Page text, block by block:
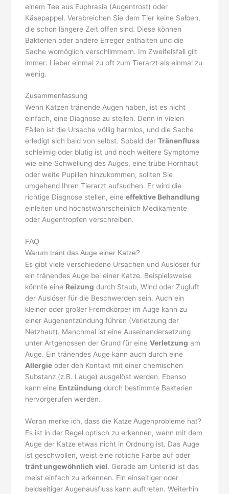
einem Tee aus Euphrasia (Augentrost) oder
Käsepappel. Verabreichen Sie dem Tier keine Salben,
die schon längere Zeit offen sind. Diese können
Bakterien oder andere Erreger enthalten und die
Sache womöglich verschlimmern. Im Zweifelsfall gilt
immer: Lieber einmal zu oft zum Tierarzt als einmal zu
wenig.
Zusammenfassung
Wenn Katzen tränende Augen haben, ist es nicht
einfach, eine Diagnose zu stellen. Denn in vielen
Fällen ist die Ursache völlig harmlos, und die Sache
erledigt sich bald von selbst. Sobald derTränenfluss
schleimig oder blutig ist und noch weitere Symptome
wie eine Schwellung des Auges, eine trübe Hornhaut
oder weite Pupillen hinzukommen, sollten Sie
umgehend Ihren Tierarzt aufsuchen. Er wird die
richtige Diagnose stellen, eineeffektive Behandlung
einleiten und höchstwahrscheinlich Medikamente
oder Augentropfen verschreiben.
FAQ
Warum tränt das Auge einer Katze?
Es gibt viele verschiedene Ursachen und Auslöser für
ein tränendes Auge bei einer Katze. Beispielsweise
könnte eine Reizung durch Staub, Wind oder Zugluft
der Auslöser für die Beschwerden sein. Auch ein
kleiner oder großer Fremdkörper im Auge kann zu
einer Augenentzündung führen (Verletzung der
Netzhaut). Manchmal ist eine Auseinandersetzung
unter Artgenossen der Grund für eineVerletzung am
Auge. Ein tränendes Auge kann auch durch eine
Allergie oder den Kontakt mit einer chemischen
Substanz (z.B. Lauge) ausgelöst werden. Ebenso
kann eine Entzündung durch bestimmte Bakterien
hervorgerufen werden.
Woran merke ich, dass die Katze Augenprobleme hat?
Es ist in der Regel optisch zu erkennen, wenn mit dem
Auge der Katze etwas nicht in Ordnung ist. Das Auge
ist geschwollen, weist eine rötliche Farbe auf oder
tränt ungewöhnlich viel. Gerade am Unterlid ist das
meist einfach zu erkennen. Ein einseitiger oder
beidseitiger Augenausfluss kann auftreten. Weiterhin